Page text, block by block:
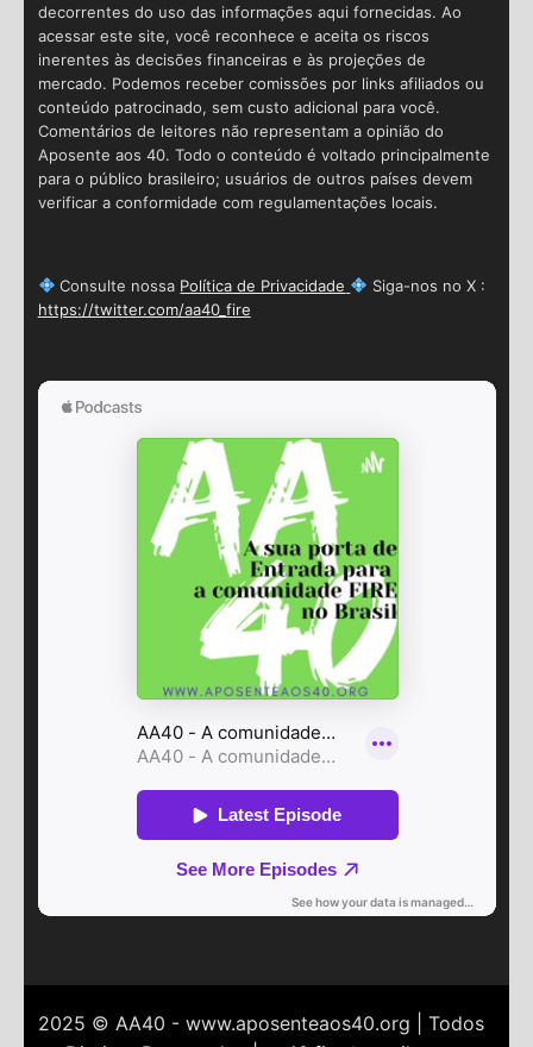
decorrentes do uso das informações aqui fornecidas. Ao
acessar este site, você reconhece e aceita os riscos
inerentes às decisões financeiras e às projeções de
mercado. Podemos receber comissões por links afiliados ou
conteúdo patrocinado, sem custo adicional para você.
Comentários de leitores não representam a opinião do
Aposente aos 40. Todo o conteúdo é voltado principalmente
para o público brasileiro; usuários de outros países devem
verificar a conformidade com regulamentações locais.
Consulte nossa Política de Privacidade
Siga-nos no X :
https://twitter.com/aa40_fire
2025 © AA40 - www.aposenteaos40.org | Todos